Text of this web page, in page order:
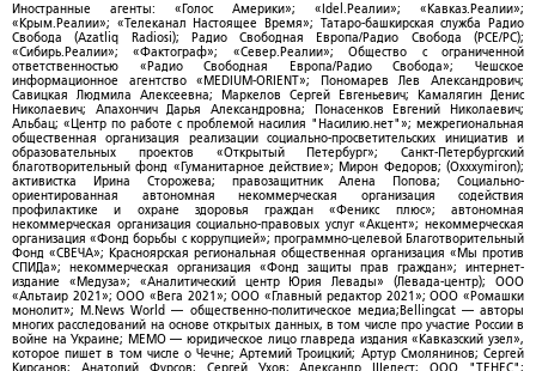
Иностранные агенты: «Голос Америки»; «Idel.Реалии»; «Кавказ.Реалии»;
«Крым.Реалии»; «Телеканал Настоящее Время»; Татаро-башкирская служба Радио
Свобода (Azatliq Radiosi); Радио Свободная Европа/Радио Свобода (PCE/PC);
«Сибирь.Реалии»; «Фактограф»; «Север.Реалии»; Общество с ограниченной
ответственностью «Радио Свободная Европа/Радио Свобода»; Чешское
информационное агентство «MEDIUM-ORIENT»; Пономарев Лев Александрович;
Савицкая Людмила Алексеевна; Маркелов Сергей Евгеньевич; Камалягин Денис
Николаевич; Апахончич Дарья Александровна; Понасенков Евгений Николаевич;
Альбац; «Центр по работе с проблемой насилия "Насилию.нет"»; межрегиональная
общественная организация реализации социально-просветительских инициатив и
образовательных проектов «Открытый Петербург»; Санкт-Петербургский
благотворительный фонд «Гуманитарное действие»; Мирон Федоров; (Oxxxymiron);
активистка Ирина Сторожева; правозащитник Алена Попова; Социально-
ориентированная автономная некоммерческая организация содействия
профилактике и охране здоровья граждан «Феникс плюс»; автономная
некоммерческая организация социально-правовых услуг «Акцент»; некоммерческая
организация «Фонд борьбы с коррупцией»; программно-целевой Благотворительный
Фонд «СВЕЧА»; Красноярская региональная общественная организация «Мы против
СПИДа»; некоммерческая организация «Фонд защиты прав граждан»; интернет-
издание «Медуза»; «Аналитический центр Юрия Левады» (Левада-центр); ООО
«Альтаир 2021»; ООО «Вега 2021»; ООО «Главный редактор 2021»; ООО «Ромашки
монолит»; M.News World — общественно-политическое медиа;Bellingcat — авторы
многих расследований на основе открытых данных, в том числе про участие России в
войне на Украине; МЕМО — юридическое лицо главреда издания «Кавказский узел»,
которое пишет в том числе о Чечне; Артемий Троицкий; Артур Смолянинов; Сергей
Кирсанов; Анатолий Фурсов; Сергей Ухов; Александр Шелест; ООО "ТЕНЕС";